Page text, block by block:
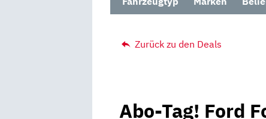
Zurück zu den Deals
Abo-Tag! Ford